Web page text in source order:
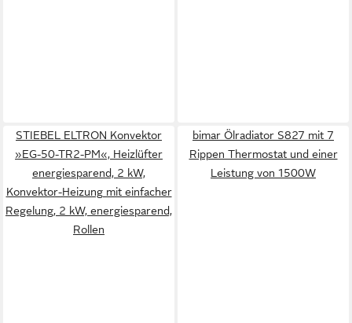
STIEBEL ELTRON Konvektor
»EG-50-TR2-PM«, Heizlüfter
energiesparend, 2 kW,
Konvektor-Heizung mit einfacher
Regelung, 2 kW, energiesparend,
Rollen
bimar Ölradiator S827 mit 7
Rippen Thermostat und einer
Leistung von 1500W